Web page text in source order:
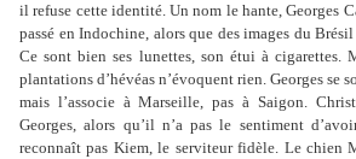
il refuse cette identité. Un nom le hante, Georges
passé en Indochine, alors que des images du
Ce sont bien ses lunettes, son étui à cigarettes.
plantations d’hévéas n’évoquent rien. Georges se
mais l’associe à Marseille, pas à Saigon.
Georges, alors qu’il n’a pas le sentiment
reconnaît pas Kiem, le serviteur fidèle. Le chien